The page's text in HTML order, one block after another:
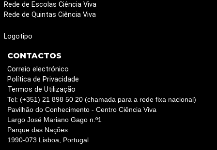
Rede de Escolas Ciência Viva
Rede de Quintas Ciência Viva
Logotipo
CONTACTOS
Correio electrónico
Política de Privacidade
Termos de Utilização
Tel: (+351) 21 898 50 20 (chamada para a rede fixa nacional)
Pavilhão do Conhecimento - Centro Ciência Viva
Largo José Mariano Gago n.º1
Parque das Nações
1990-073 Lisboa, Portugal